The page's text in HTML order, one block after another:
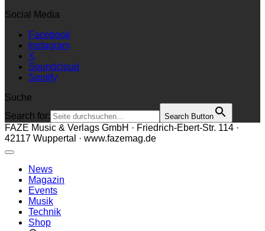
Social Media
Facebook
Instagram
X
Soundcloud
Spotify
Suche
Search for:
Search Button
FAZE Music & Verlags GmbH · Friedrich-Ebert-Str. 114 ·
42117 Wuppertal · www.fazemag.de
News
Magazin
Events
Musik
Technik
Shop